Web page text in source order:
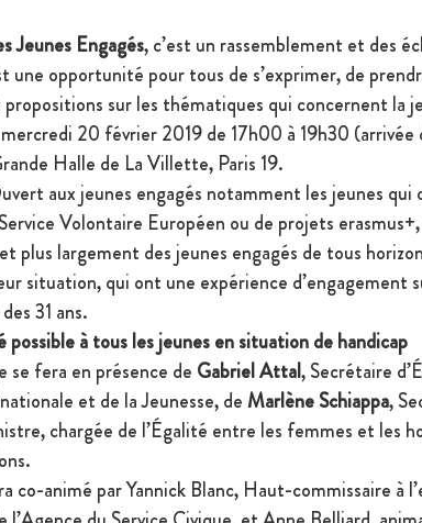
Jeunes Engagés, c’est un rassemblement et des
une opportunité pour tous de s’exprimer, de
propositions sur les thématiques qui concernent la
20 février 2019 de 17h00 à 19h30 (arrivée
Halle de La Villette, Paris 19.
aux jeunes engagés notamment les jeunes qui
Volontaire Européen ou de projets
plus largement des jeunes engagés de tous
situation, qui ont une expérience d’engagement
31 ans.
possible à tous les jeunes en situation de handicap
se fera en présence de Gabriel Attal, Secrétaire
et de la Jeunesse, de Marlène Schiappa,
chargée de l’Égalité entre les femmes et les
co-animé par Yannick Blanc, Haut-commissaire à